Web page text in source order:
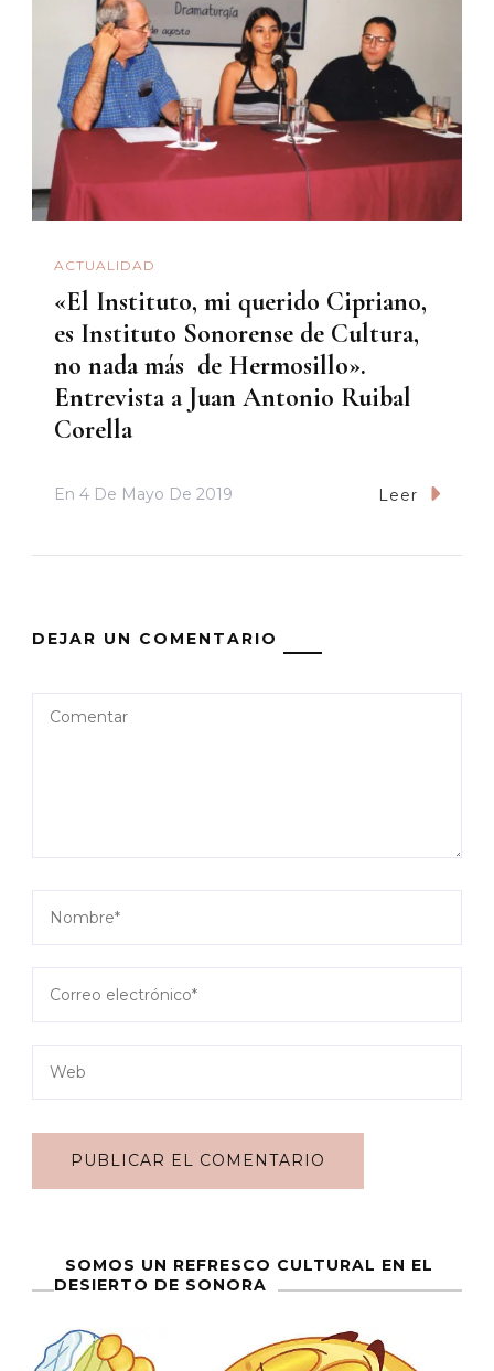
ACTUALIDAD
«El Instituto, mi querido Cipriano,
es Instituto Sonorense de Cultura,
no nada más de Hermosillo».
Entrevista a Juan Antonio Ruibal
Corella
En 4 De Mayo De 2019 Leer
DEJAR UN COMENTARIO
SOMOS UN REFRESCO CULTURAL EN EL
DESIERTO DE SONORA